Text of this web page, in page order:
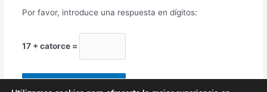
Por favor, introduce una respuesta en dígitos:
17 + catorce =